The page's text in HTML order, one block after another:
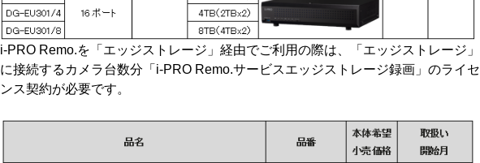
i-PRO Remo.を「エッジストレージ」経由でご利用の際は、「エッジストレージ」
に接続するカメラ台数分「i-PRO Remo.サービスエッジストレージ録画」のライセ
ンス契約が必要です。